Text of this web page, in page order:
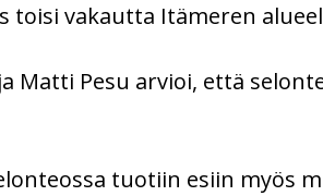
toisi vakautta Itämeren
Pesu arvioi, että
tuotiin esiin myös